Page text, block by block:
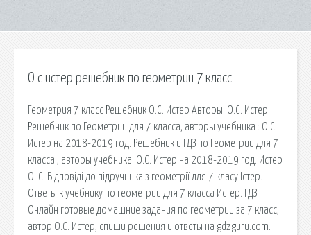
О с истер решебник по геометрии 7 класс
Геометрия 7 класс Решебник О.С. Истер Авторы: О.С. Истер
Решебник по Геометрии для 7 класса, авторы учебника : О.С.
Истер на 2018-2019 год. Решебник и ГДЗ по Геометрии для 7
класса , авторы учебника: О.С. Истер на 2018-2019 год. Истер
О. С. Відповіді до підручника з геометрії для 7 класу Істер.
Ответы к учебнику по геометрии для 7 класса Истер. ГДЗ:
Онлайн готовые домашние задания по геометрии за 7 класс,
автор О.С. Истер, спиши решения и ответы на gdzguru.com.